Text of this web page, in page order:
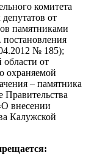
комитета
от
памятниками
постановления
№ 185);
области от
охраняемой
– памятника
внесении
Калужской